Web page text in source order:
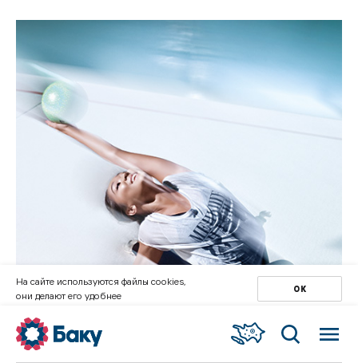
На сайте используются файлы cookies,
они делают его удобнее
ОК